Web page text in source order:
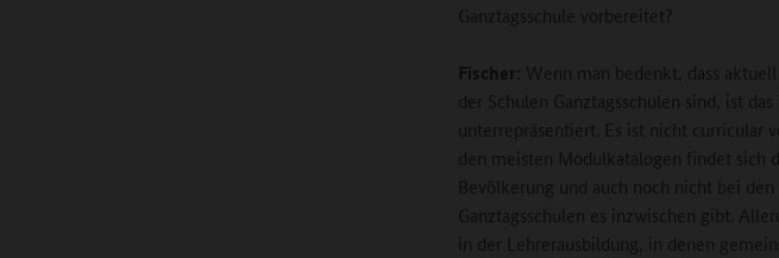
Ganztagsschule vorbereitet?
Fischer: Wenn man bedenkt, dass
der Schulen Ganztagsschulen sind, ist das
unterrepräsentiert. Es ist nicht curricular
den meisten Modulkatalogen findet sich
Bevölkerung und auch noch nicht bei
Ganztagsschulen es inzwischen gibt.
in der Lehrerausbildung, in denen